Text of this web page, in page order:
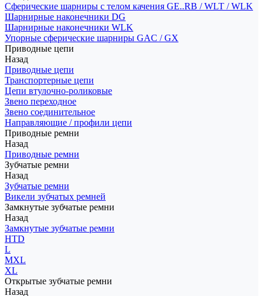
Сферические шарниры с телом качения GE..RB / WLT / WLK
Шарнирные наконечники DG
Шарнирные наконечники WLK
Упорные сферические шарниры GAC / GX
Приводные цепи
Назад
Приводные цепи
Транспортерные цепи
Цепи втулочно-роликовые
Звено переходное
Звено соединительное
Направляющие / профили цепи
Приводные ремни
Назад
Приводные ремни
Зубчатые ремни
Назад
Зубчатые ремни
Викели зубчатых ремней
Замкнутые зубчатые ремни
Назад
Замкнутые зубчатые ремни
HTD
L
MXL
XL
Открытые зубчатые ремни
Назад